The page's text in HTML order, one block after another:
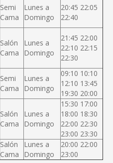
Semi
Cama
Lunes a
Domingo
20:45 22:05
22:40
Salón
Cama
Lunes a
Domingo
21:45 22:00
22:10 22:15
22:30
Semi
Cama
Lunes a
Domingo
09:10 10:10
12:10 13:45
19:30 20:00
Salón
Cama
Lunes a
Domingo
15:30 17:00
18:00 18:30
22:00 22:30
23:00 23:30
Salón
Cama
Lunes a
Domingo
20:00 22:00
23:00